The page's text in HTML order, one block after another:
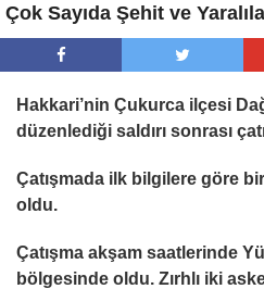
Çok Sayıda Şehit ve
Hakkari’nin Çukurca ilçesi
düzenlediği saldırı sonrası
Çatışmada ilk bilgilere göre
oldu.
Çatışma akşam saatlerinde
bölgesinde oldu. Zırhlı iki